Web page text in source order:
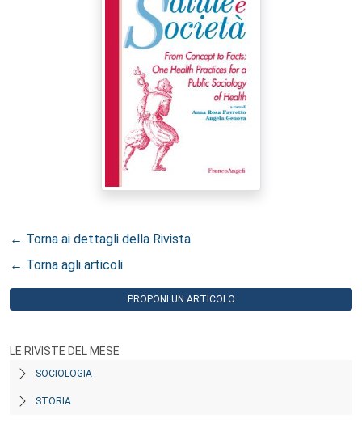
← Torna ai dettagli della Rivista
← Torna agli articoli
PROPONI UN ARTICOLO
LE RIVISTE DEL MESE
SOCIOLOGIA
STORIA